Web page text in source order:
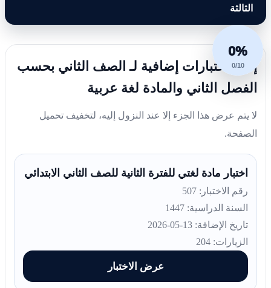
الثالثة
0%
0/10
إليك اختبارات إضافية لـ الصف الثاني بحسب
الفصل الثاني والمادة لغة عربية
لا يتم عرض هذا الجزء إلا عند النزول إليه، لتخفيف تحميل
الصفحة.
اختبار مادة لغتي للفترة الثانية للصف الثاني الابتدائي
رقم الاختبار: 507
السنة الدراسية: 1447
تاريخ الإضافة: 13-05-2026
الزيارات: 204
عرض الاختبار